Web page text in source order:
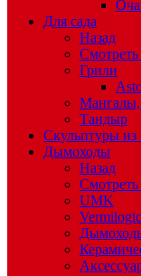
Для сада
Назад
Смотреть
Грили
Тандыр
Скульптуры из
Дымоходы
Назад
Смотреть
UMK
Vermilogic